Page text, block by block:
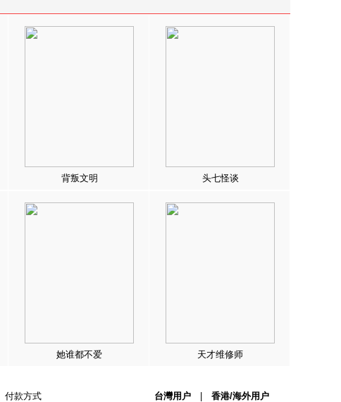
背叛文明 头七怪谈
她谁都不爱 天才维修师
付款方式 台灣用户 香港/海外用户